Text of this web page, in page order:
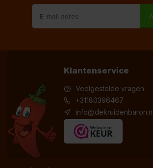
Klantenservice
Veelgestelde vragen
+31180396467
info@dekruidenbaron.nl